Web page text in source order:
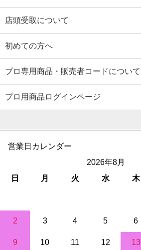
店頭受取について
初めての方へ
プロ専用商品・販売者コードについて
プロ用商品ログインページ
営業日カレンダー
2026年8月
日
月 火 水 木
2 3 4 5 6
9 10 11 12 13